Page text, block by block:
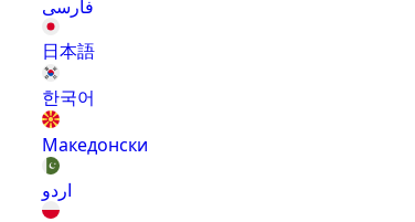
فارسی
日本語
한국어
Македонски
اردو